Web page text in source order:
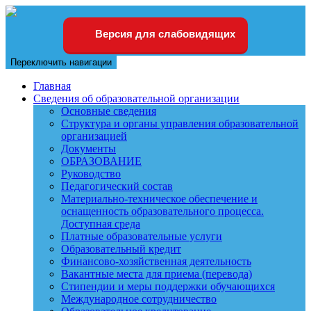
Версия для слабовидящих
Переключить навигации
Главная
Сведения об образовательной организации
Основные сведения
Структура и органы управления образовательной
организацией
Документы
ОБРАЗОВАНИЕ
Руководство
Педагогический состав
Материально-техническое обеспечение и
оснащенность образовательного процесса.
Доступная среда
Платные образовательные услуги
Образовательный кредит
Финансово-хозяйственная деятельность
Вакантные места для приема (перевода)
Стипендии и меры поддержки обучающихся
Международное сотрудничество